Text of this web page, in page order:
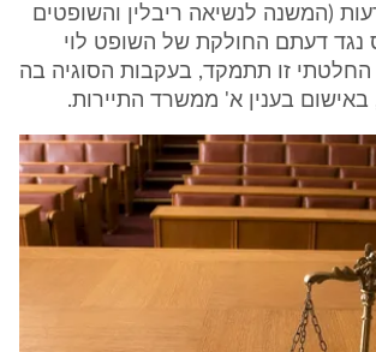
(המשנה לנשיאה ריבלין והשופטים
נגד דעתם החולקת של השופט לוי
החלטתי זו תתמקד, בעקבות הסוגיה בה
באישום בענין א' ממשרד התיירות.